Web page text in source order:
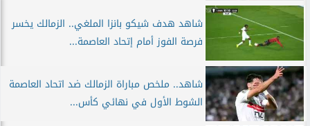
شاهد هدف شيكو بانزا الملغي.. الزمالك يخسر
فرصة الفوز أمام إتحاد العاصمة...
شاهد.. ملخص مباراة الزمالك ضد اتحاد العاصمة
الشوط الأول في نهائي كأس...